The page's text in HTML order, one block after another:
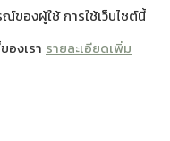
ของผู้ใช้ การใช้เว็บไซต์นี้
องเรา รายละเอียดเพิ่ม